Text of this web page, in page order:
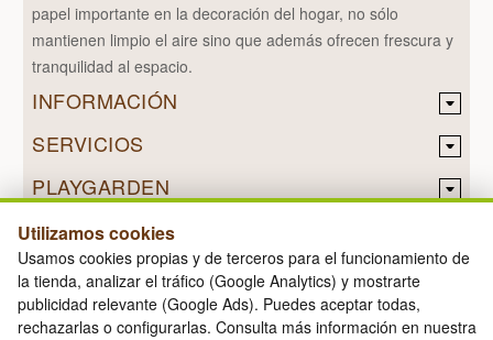
papel importante en la decoración del hogar, no sólo
mantienen limpio el aire sino que además ofrecen frescura y
tranquilidad al espacio.
INFORMACIÓN
SERVICIOS
PLAYGARDEN
Diseñado por Nerade
PLAYGARDEN © 2026
Utilizamos cookies
Usamos cookies propias y de terceros para el funcionamiento de
la tienda, analizar el tráfico (Google Analytics) y mostrarte
publicidad relevante (Google Ads). Puedes aceptar todas,
rechazarlas o configurarlas. Consulta más información en nuestra